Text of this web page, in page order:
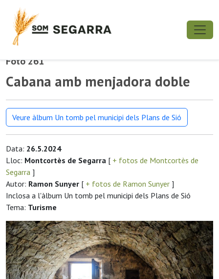
Foto 261
Cabana amb menjadora doble
Veure àlbum Un tomb pel municipi dels Plans de Sió
Data: 26.5.2024
Lloc: Montcortès de Segarra [ + fotos de Montcortès de
Segarra ]
Autor: Ramon Sunyer [ + fotos de Ramon Sunyer ]
Inclosa a l'àlbum Un tomb pel municipi dels Plans de Sió
Tema: Turisme